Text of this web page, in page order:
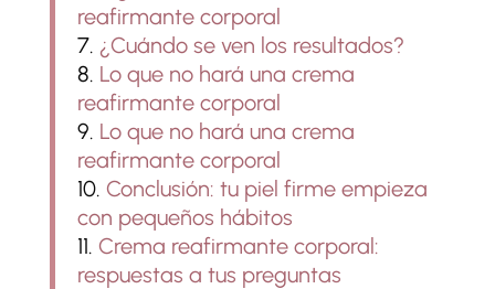
reafirmante corporal
¿Cuándo se ven los resultados?
Lo que no hará una crema
reafirmante corporal
Lo que no hará una crema
reafirmante corporal
Conclusión: tu piel firme empieza
con pequeños hábitos
Crema reafirmante corporal:
respuestas a tus preguntas